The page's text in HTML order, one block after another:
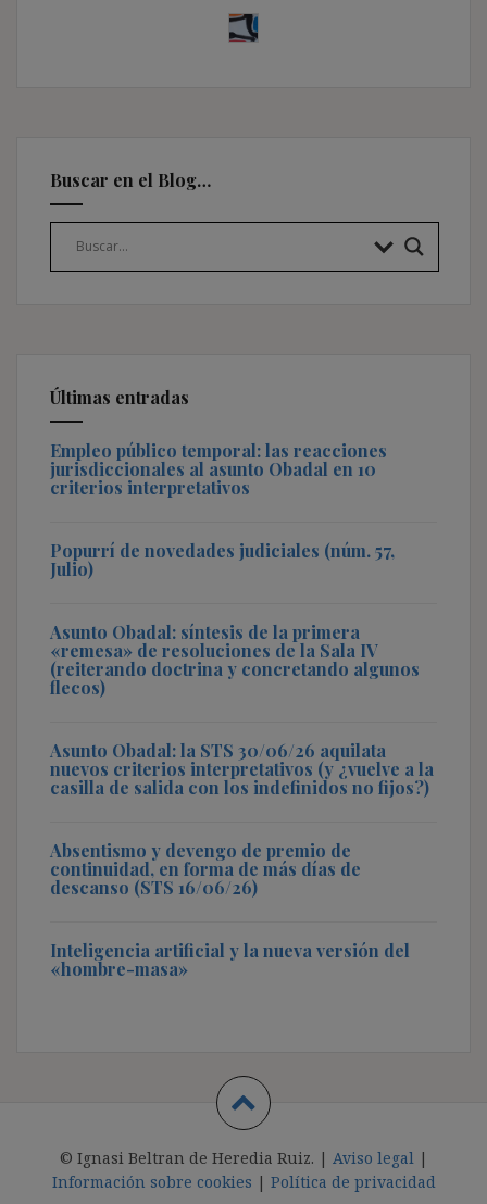
Buscar en el Blog…
Últimas entradas
Empleo público temporal: las reacciones
jurisdiccionales al asunto Obadal en 10
criterios interpretativos
Popurrí de novedades judiciales (núm. 57,
Julio)
Asunto Obadal: síntesis de la primera
«remesa» de resoluciones de la Sala IV
(reiterando doctrina y concretando algunos
flecos)
Asunto Obadal: la STS 30/06/26 aquilata
nuevos criterios interpretativos (y ¿vuelve a la
casilla de salida con los indefinidos no fijos?)
Absentismo y devengo de premio de
continuidad, en forma de más días de
descanso (STS 16/06/26)
Inteligencia artificial y la nueva versión del
«hombre-masa»
© Ignasi Beltran de Heredia Ruiz. | Aviso legal |
Información sobre cookies | Política de privacidad